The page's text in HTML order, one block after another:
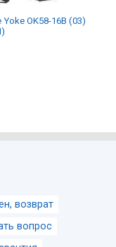
Yoke OK58-16В (03)
возврат
вопрос